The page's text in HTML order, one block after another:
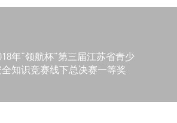
年“领航杯”第三届江苏省青少
知识竞赛线下总决赛一等奖